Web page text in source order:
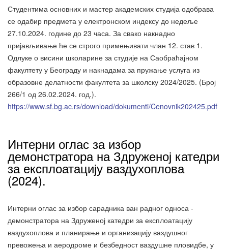
Студентима основних и мастер академских студија одобрава
се одабир предмета у електронском индексу до недеље
27.10.2024. године до 23 часа. За свако накнадно
пријављивање ће се строго примењивати члан 12. став 1.
Одлуке о висини школарине за студије на Саобраћајном
факултету у Београду и накнадама за пружање услуга из
образовне делатности факултета за школску 2024/2025. (Број
266/1 од 26.02.2024. год.).
https://www.sf.bg.ac.rs/download/dokumenti/Cenovnik202425.pdf
Интерни оглас за избор
демонстратора на Здруженој катедри
за експлоатацију ваздухоплова
(2024).
Интерни оглас за избор сарадника ван радног односа -
демонстратора на Здруженој катедри за експлоатацију
ваздухоплова и планирање и организацију ваздушног
превожења и аеродроме и безбедност ваздушне пловидбе, у